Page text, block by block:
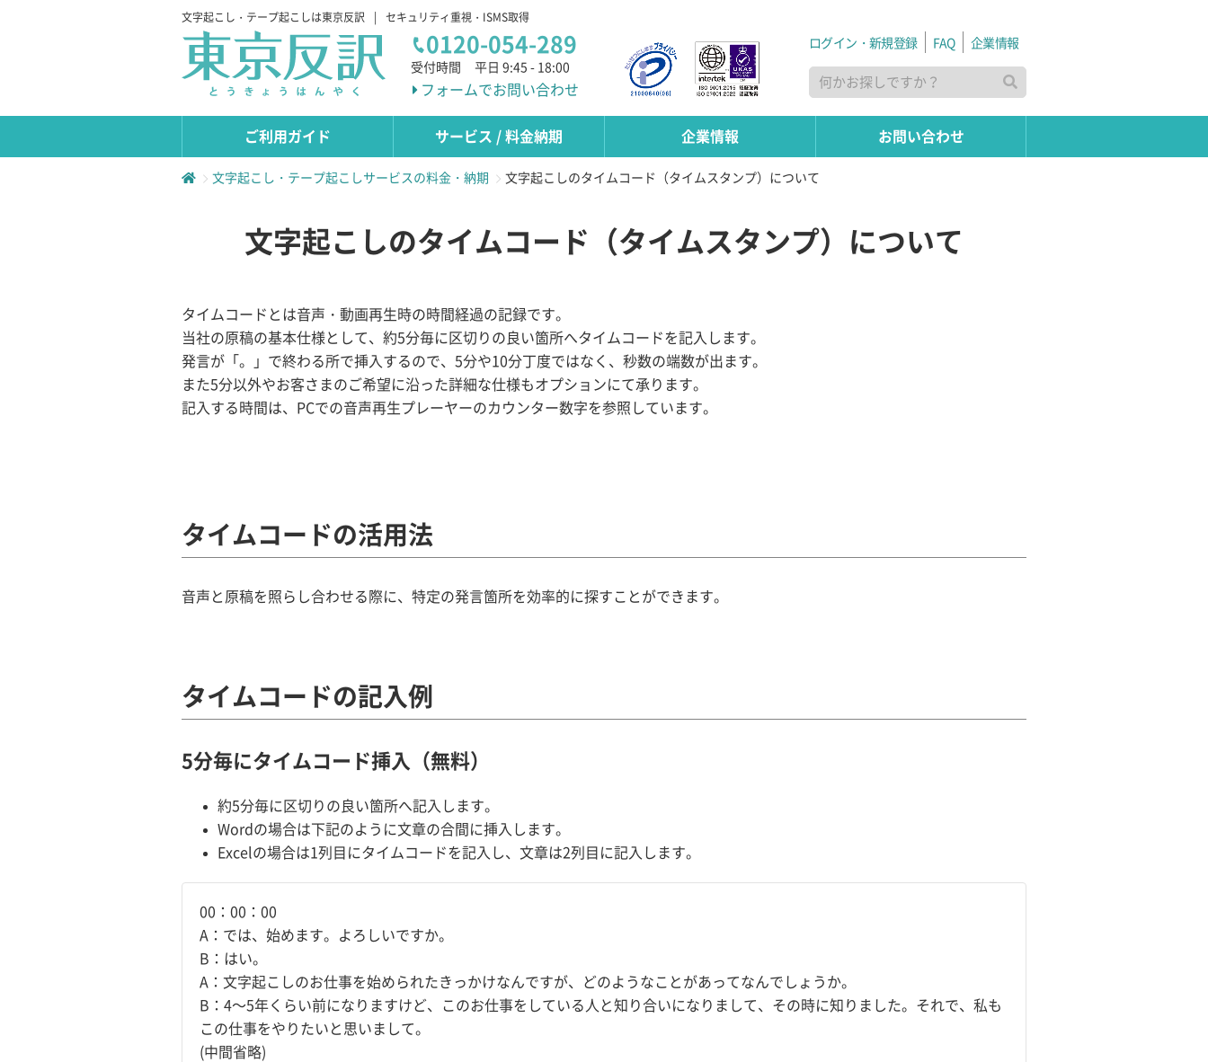
文字起こし・テープ起こしは東京反訳 セキュリティ重視・ISMS取得
0120-054-289
受付時間 平日 9:45 - 18:00
フォームでお問い合わせ
ログイン・新規登録 FAQ 企業情報
ご利用ガイド サービス / 料金納期 企業情報 お問い合わせ
文字起こし・テープ起こしサービスの料金・納期 文字起こしのタイムコード（タイムスタンプ）について
文字起こしのタイムコード（タイムスタンプ）について
タイムコードとは音声・動画再生時の時間経過の記録です。
当社の原稿の基本仕様として、約5分毎に区切りの良い箇所へタイムコードを記入します。
発言が「。」で終わる所で挿入するので、5分や10分丁度ではなく、秒数の端数が出ます。
また5分以外やお客さまのご希望に沿った詳細な仕様もオプションにて承ります。
記入する時間は、PCでの音声再生プレーヤーのカウンター数字を参照しています。
タイムコードの活用法
音声と原稿を照らし合わせる際に、特定の発言箇所を効率的に探すことができます。
タイムコードの記入例
5分毎にタイムコード挿入（無料）
約5分毎に区切りの良い箇所へ記入します。
Wordの場合は下記のように文章の合間に挿入します。
Excelの場合は1列目にタイムコードを記入し、文章は2列目に記入します。
00：00：00
A：では、始めます。よろしいですか。
B：はい。
A：文字起こしのお仕事を始められたきっかけなんですが、どのようなことがあってなんでしょうか。
B：4～5年くらい前になりますけど、このお仕事をしている人と知り合いになりまして、その時に知りました。それで、私も
この仕事をやりたいと思いまして。
(中間省略)